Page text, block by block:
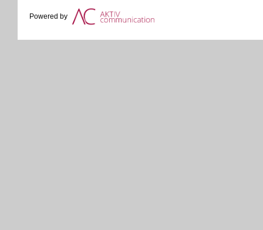
Powered by